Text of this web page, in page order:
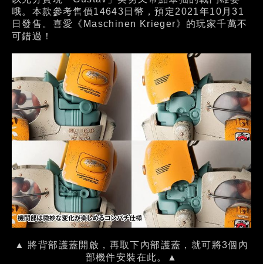
哦。本款參考售價14643日幣，預定2021年10月31
日發售。喜愛《Maschinen Krieger》的玩家千萬不
可錯過！
▲ 將背部護蓋開啟，再取下內部護蓋，就可將3個內
部機件安裝在此。▲